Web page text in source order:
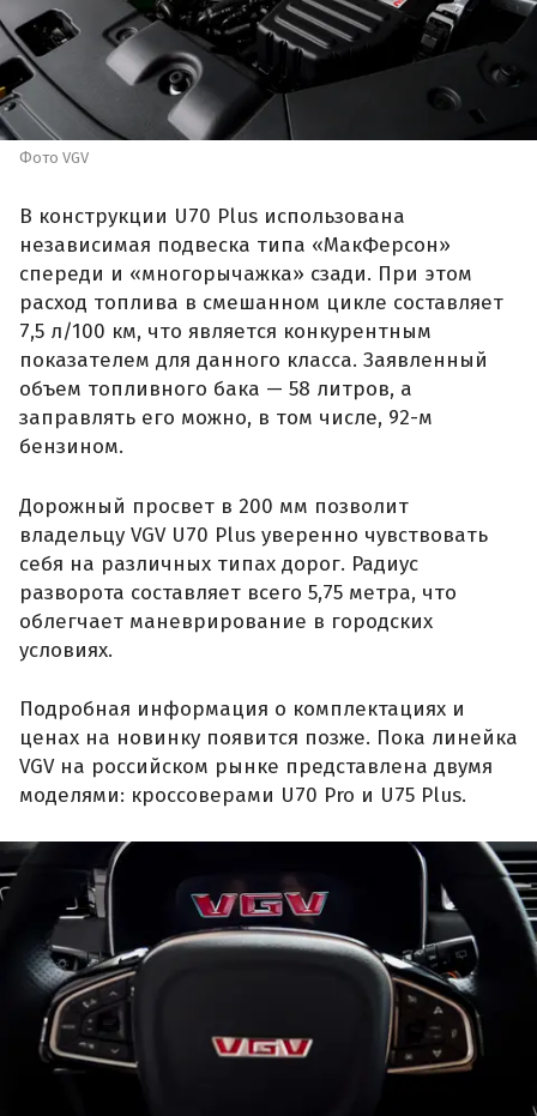
Фото VGV
В конструкции U70 Plus использована
независимая подвеска типа «МакФерсон»
спереди и «многорычажка» сзади. При этом
расход топлива в смешанном цикле составляет
7,5 л/100 км, что является конкурентным
показателем для данного класса. Заявленный
объем топливного бака — 58 литров, а
заправлять его можно, в том числе, 92-м
бензином.
Дорожный просвет в 200 мм позволит
владельцу VGV U70 Plus уверенно чувствовать
себя на различных типах дорог. Радиус
разворота составляет всего 5,75 метра, что
облегчает маневрирование в городских
условиях.
Подробная информация о комплектациях и
ценах на новинку появится позже. Пока линейка
VGV на российском рынке представлена двумя
моделями: кроссоверами U70 Pro и U75 Plus.